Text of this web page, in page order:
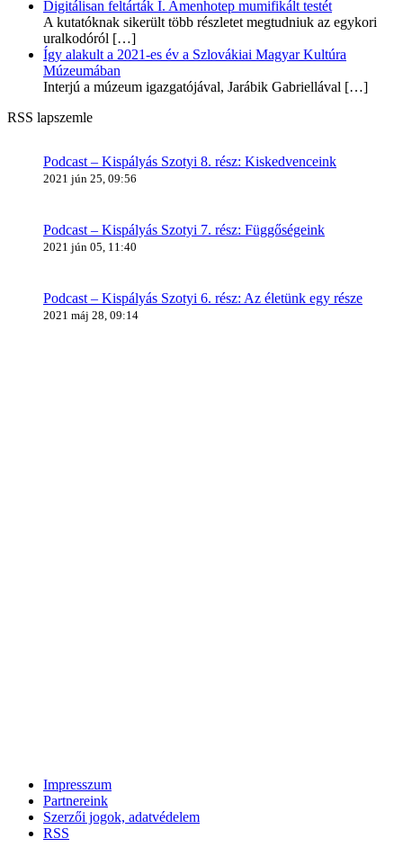
Digitálisan feltárták I. Amenhotep mumifikált testét
A kutatóknak sikerült több részletet megtudniuk az egykori
uralkodóról […]
Így alakult a 2021-es év a Szlovákiai Magyar Kultúra
Múzeumában
Interjú a múzeum igazgatójával, Jarábik Gabriellával […]
RSS lapszemle
Podcast – Kispályás Szotyi 8. rész: Kiskedvenceink
2021 jún 25, 09:56
Podcast – Kispályás Szotyi 7. rész: Függőségeink
2021 jún 05, 11:40
Podcast – Kispályás Szotyi 6. rész: Az életünk egy része
2021 máj 28, 09:14
Impresszum
Partnereink
Szerzői jogok, adatvédelem
RSS